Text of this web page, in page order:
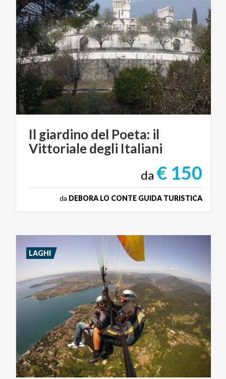
Il giardinodel Poeta: il
Vittorialedegli Italiani
da € 150
da DEBORA LO CONTE GUIDA TURISTICA
LAGHI